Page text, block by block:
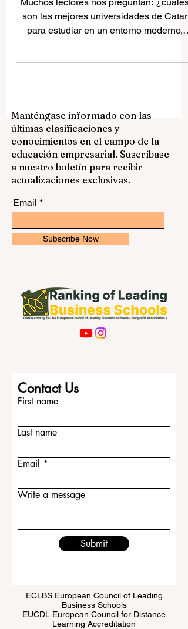
universidades de Catar?
Muchos lectores nos preguntan: ¿cuáles
interesantes del Golfo. El país ha invertido
mucho en educación superior,
investigación, tecnología, salud,
comunicación, innovación y formación
profesional. Para estudiantes de España,
América Latina y otros países
hispanohablantes, Catar puede ser una
Manténgase informado con las
últimas clasificaciones y
conocimientos en el campo de la
educación empresarial. Suscríbase
actualizaciones exclusivas.
Email
First name
Last name
Email
ECLBS European Council of Leading